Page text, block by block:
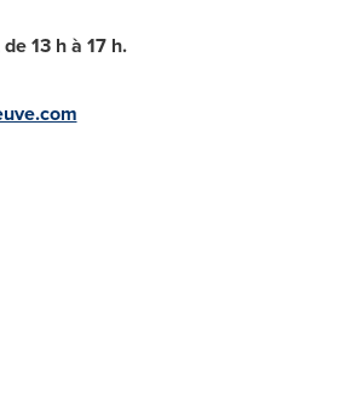
13 h à 17 h.